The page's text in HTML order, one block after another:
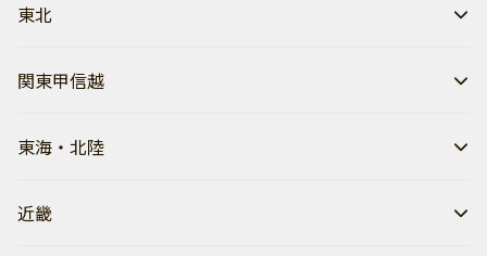
東北
関東甲信越
東海・北陸
近畿